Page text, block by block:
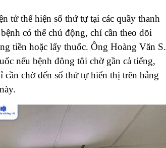
tử thể hiện số thứ tự tại các quầy thanh
có thể chủ động, chỉ cần theo dõi
tiền hoặc lấy thuốc. Ông Hoàng Văn S.
nếu bệnh đông tôi chờ gần cả tiếng,
chờ đến số thứ tự hiển thị trên bảng